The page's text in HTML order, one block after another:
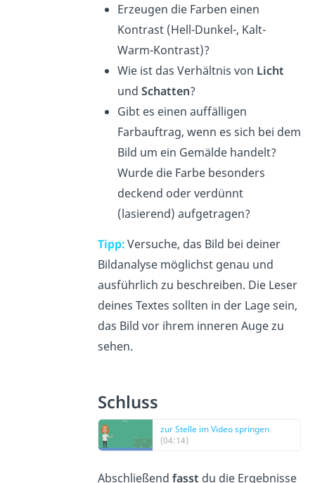
Erzeugen die Farben einen
Kontrast (Hell-Dunkel-, Kalt-
Warm-Kontrast)?
Wie ist das Verhältnis von Licht
und Schatten?
Gibt es einen auffälligen
Farbauftrag, wenn es sich bei dem
Bild um ein Gemälde handelt?
Wurde die Farbe besonders
deckend oder verdünnt
(lasierend) aufgetragen?
Tipp:Versuche, das Bild bei deiner
Bildanalyse möglichst genau und
ausführlich zu beschreiben. Die Leser
deines Textes sollten in der Lage sein,
das Bild vor ihrem inneren Auge zu
sehen.
Schluss
zur Stelle im Video springen
(04:14)
Abschließend fasst du die Ergebnisse